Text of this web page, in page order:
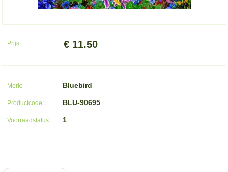
Prijs: € 11.50
Merk: Bluebird
Productcode: BLU-90695
Voorraadstatus: 1